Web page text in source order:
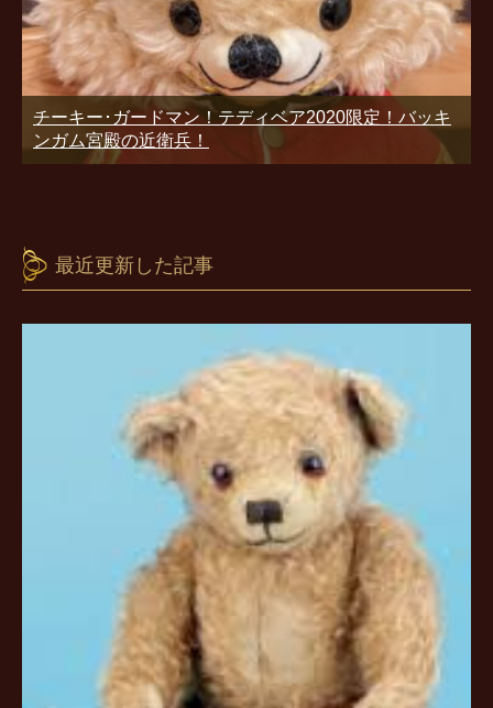
チーキー･ガードマン！テディベア2020限定！バッキ
ンガム宮殿の近衛兵！
最近更新した記事